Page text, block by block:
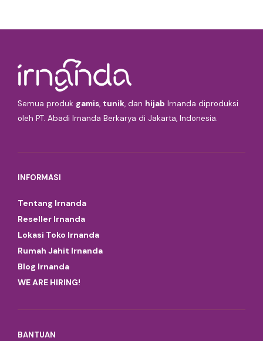
Semua produk gamis, tunik, dan hijab Irnanda diproduksi
oleh PT. Abadi Irnanda Berkarya di Jakarta, Indonesia.
INFORMASI
Tentang Irnanda
Reseller Irnanda
Lokasi Toko Irnanda
Rumah Jahit Irnanda
Blog Irnanda
WE ARE HIRING!
BANTUAN